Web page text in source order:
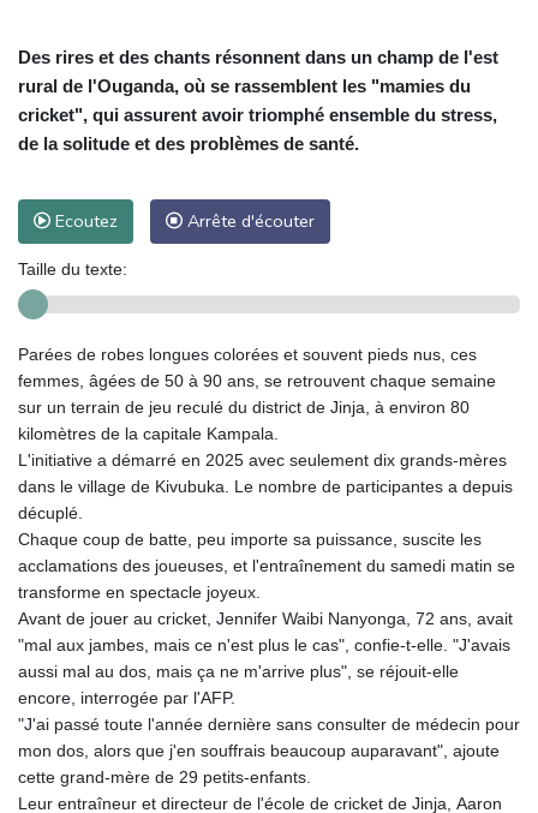
Des rires et des chants résonnent dans un champ de l'est
rural de l'Ouganda, où se rassemblent les "mamies du
cricket", qui assurent avoir triomphé ensemble du stress,
de la solitude et des problèmes de santé.
Ecoutez Arrête d'écouter
Taille du texte:
Parées de robes longues colorées et souvent pieds nus, ces
femmes, âgées de 50 à 90 ans, se retrouvent chaque semaine
sur un terrain de jeu reculé du district de Jinja, à environ 80
kilomètres de la capitale Kampala.
L'initiative a démarré en 2025 avec seulement dix grands-mères
dans le village de Kivubuka. Le nombre de participantes a depuis
décuplé.
Chaque coup de batte, peu importe sa puissance, suscite les
acclamations des joueuses, et l'entraînement du samedi matin se
transforme en spectacle joyeux.
Avant de jouer au cricket, Jennifer Waibi Nanyonga, 72 ans, avait
"mal aux jambes, mais ce n'est plus le cas", confie-t-elle. "J'avais
aussi mal au dos, mais ça ne m'arrive plus", se réjouit-elle
encore, interrogée par l'AFP.
"J'ai passé toute l'année dernière sans consulter de médecin pour
mon dos, alors que j'en souffrais beaucoup auparavant", ajoute
cette grand-mère de 29 petits-enfants.
Leur entraîneur et directeur de l'école de cricket de Jinja, Aaron